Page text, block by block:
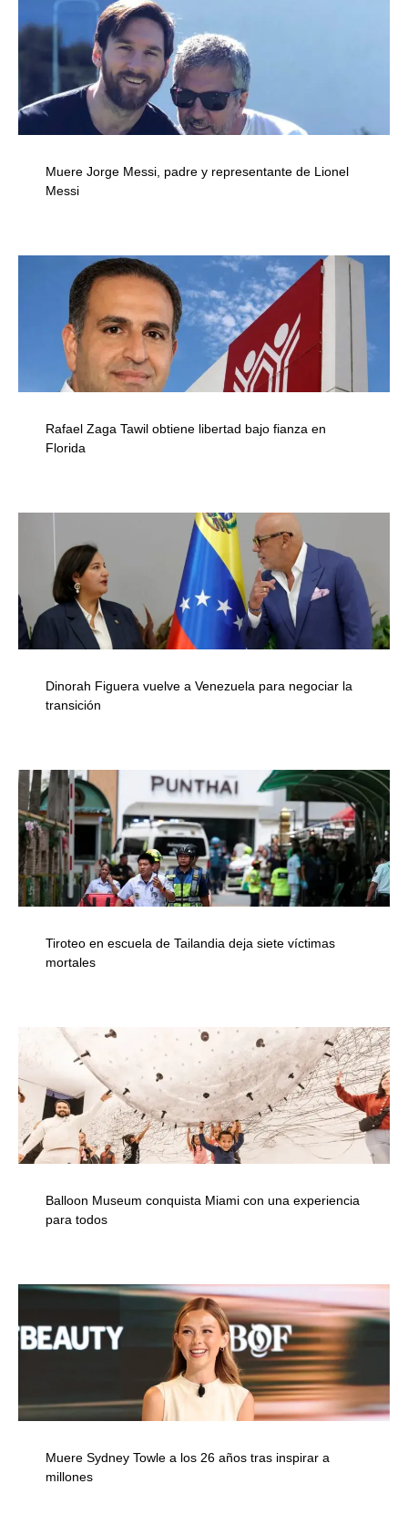
Muere Jorge Messi, padre y representante de Lionel
Messi
Rafael Zaga Tawil obtiene libertad bajo fianza en
Florida
Dinorah Figuera vuelve a Venezuela para negociar la
transición
Tiroteo en escuela de Tailandia deja siete víctimas
mortales
Balloon Museum conquista Miami con una experiencia
para todos
Muere Sydney Towle a los 26 años tras inspirar a
millones